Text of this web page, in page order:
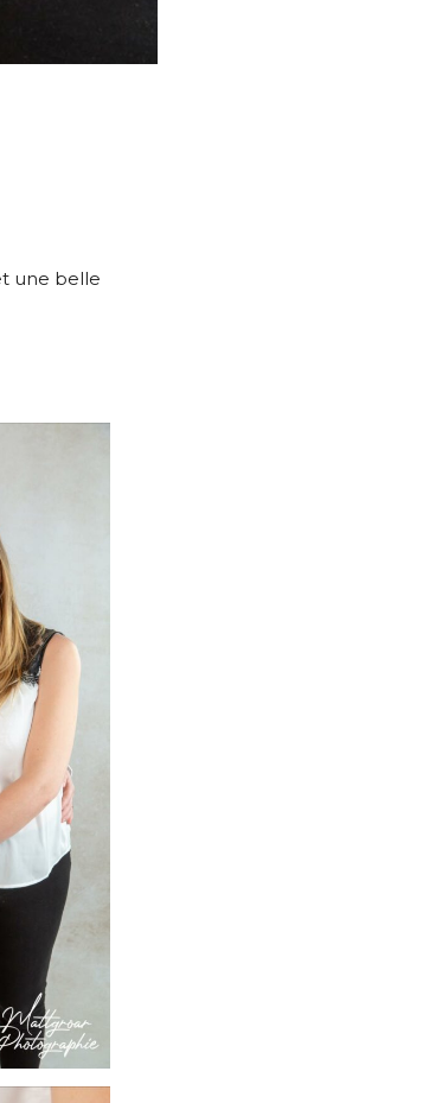
une belle